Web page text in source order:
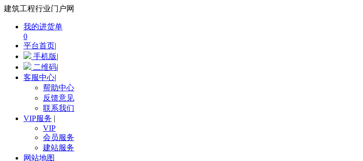
建筑工程行业门户网
我的进货单
0
平台首页|
手机版|
二维码|
客服中心|
帮助中心
反馈意见
联系我们
VIP服务 |
VIP
会员服务
建站服务
网站地图